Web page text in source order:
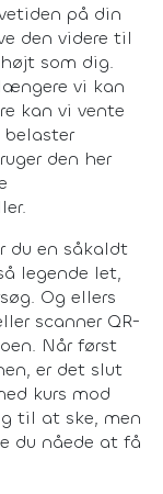
på din
den videre til
som dig.
vi kan
kan vi vente
belaster
den her
du en såkaldt
legende let,
Og ellers
scanner QR-
Når først
er det slut
kurs mod
til at ske, men
du nåede at få